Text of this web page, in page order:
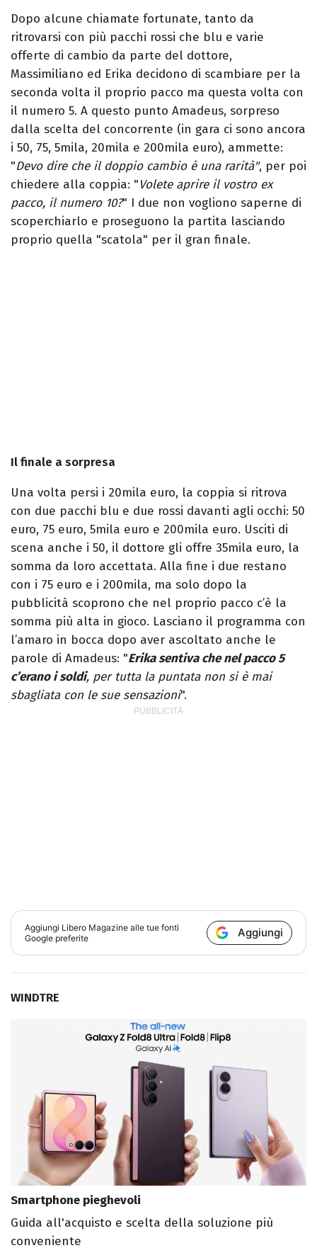
Dopo alcune chiamate fortunate, tanto da
ritrovarsi con più pacchi rossi che blu e varie
offerte di cambio da parte del dottore,
Massimiliano ed Erika decidono di scambiare per la
seconda volta il proprio pacco ma questa volta con
il numero 5. A questo punto Amadeus, sorpreso
dalla scelta del concorrente (in gara ci sono ancora
i 50, 75, 5mila, 20mila e 200mila euro), ammette:
"Devo dire che il doppio cambio è una rarità", per poi
chiedere alla coppia: "Volete aprire il vostro ex
pacco, il numero 10?" I due non vogliono saperne di
scoperchiarlo e proseguono la partita lasciando
proprio quella "scatola" per il gran finale.
Il finale a sorpresa
Una volta persi i 20mila euro, la coppia si ritrova
con due pacchi blu e due rossi davanti agli occhi: 50
euro, 75 euro, 5mila euro e 200mila euro. Usciti di
scena anche i 50, il dottore gli offre 35mila euro, la
somma da loro accettata. Alla fine i due restano
con i 75 euro e i 200mila, ma solo dopo la
pubblicità scoprono che nel proprio pacco c’è la
somma più alta in gioco. Lasciano il programma con
l’amaro in bocca dopo aver ascoltato anche le
parole di Amadeus: "Erika sentiva che nel pacco 5
c’erano i soldi, per tutta la puntata non si è mai
sbagliata con le sue sensazioni".
Aggiungi Libero Magazine alle tue fonti
Google preferite
Aggiungi
WINDTRE
Smartphone pieghevoli
Guida all'acquisto e scelta della soluzione più
conveniente